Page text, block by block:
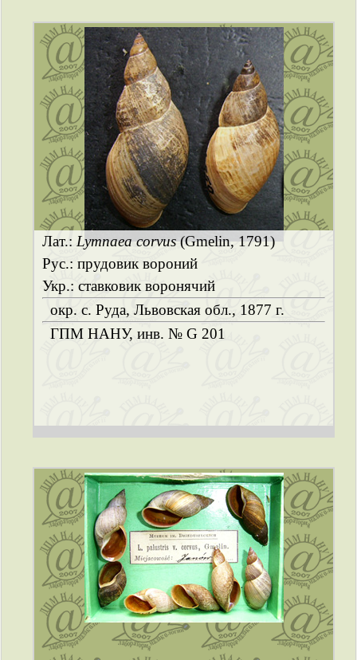
Лат.: Lymnaea corvus(Gmelin, 1791)
Рус.: прудовик вороний
Укр.: ставковик воронячий
окр. с. Руда, Львовская обл., 1877 г.
ГПМ НАНУ, инв. № G 201